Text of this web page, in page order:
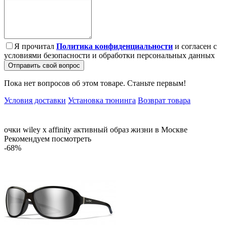
Я прочитал Политика конфиденциальности и согласен с
условиями безопасности и обработки персональных данных
Отправить свой вопрос
Пока нет вопросов об этом товаре. Станьте первым!
Условия доставки Установка тюнинга Возврат товара
очки wiley x affinity активный образ жизни в Москве
Рекомендуем посмотреть
-68%